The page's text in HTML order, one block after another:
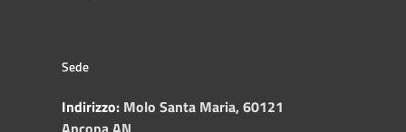
Sede
Indirizzo: Molo Santa Maria, 60121